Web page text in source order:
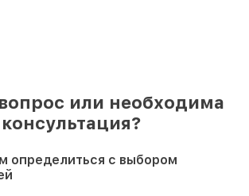
или необходима
консультация?
определиться с выбором